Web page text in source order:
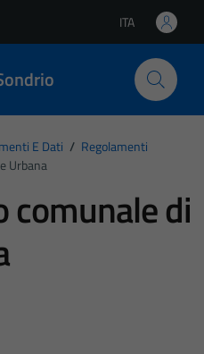
Lingua attiva:
ITA
E Dati / Regolamenti
Urbana
comunale di